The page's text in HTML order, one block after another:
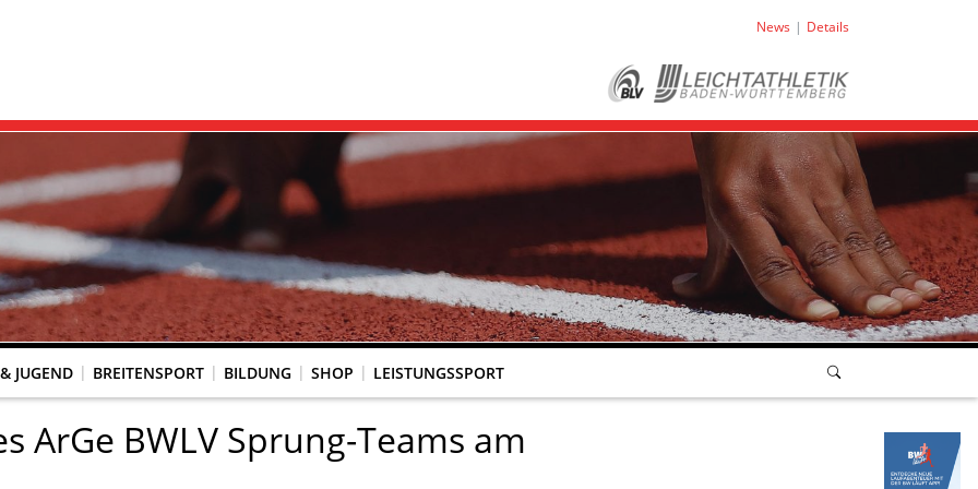
News Details
JUGEND BREITENSPORT BILDUNG SHOP LEISTUNGSSPORT
ArGe BWLV Sprung-Teams am